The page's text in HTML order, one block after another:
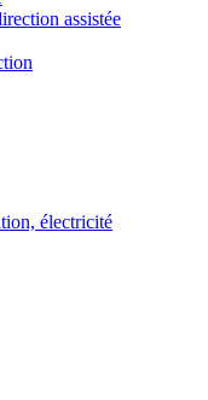
assistée
électricité